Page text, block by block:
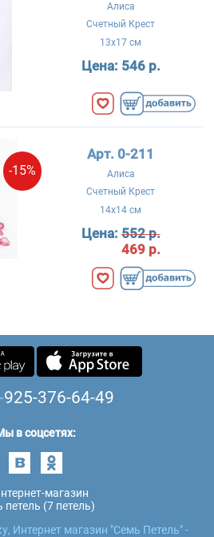
Алиса
Счетный Крест
13x17 см
Цена: 546 р.
-15%
Арт. 0-211
Алиса
Счетный Крест
14x14 см
Цена:552 р.
469 р.
925-376-64-49
в соцсетях:
магазин
петель (7 петель)
Интернет магазин "Семь Петель" -